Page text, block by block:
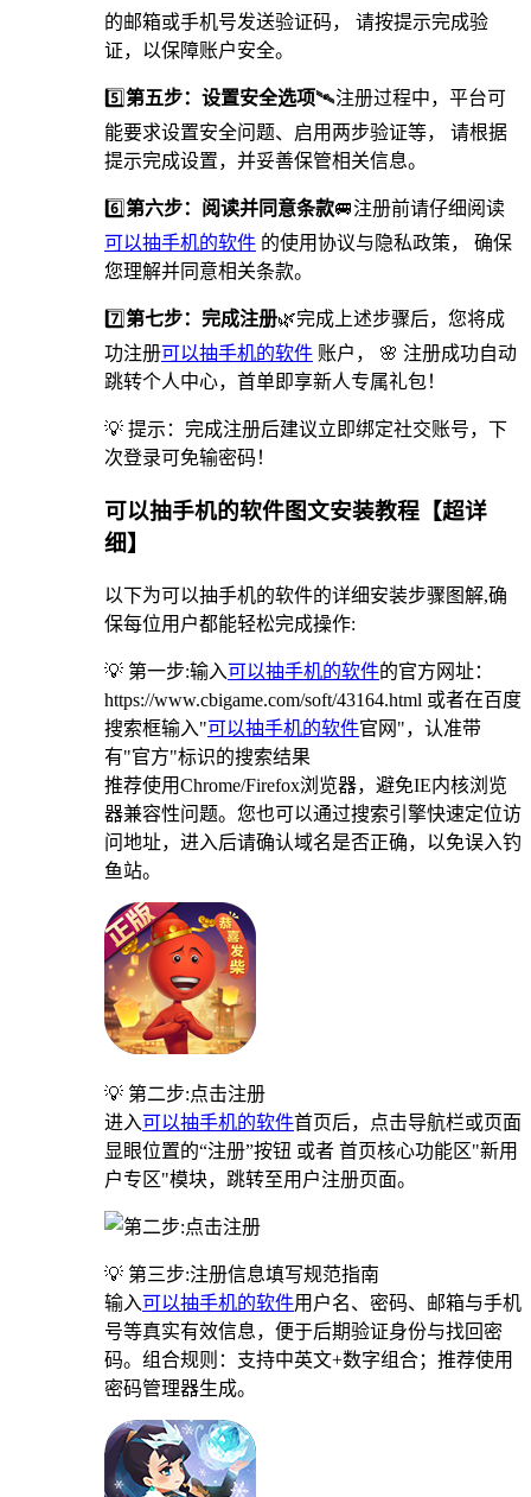
的邮箱或手机号发送验证码， 请按提示完成验
证，以保障账户安全。
5️⃣第五步：设置安全选项🛰️注册过程中，平台可
能要求设置安全问题、启用两步验证等， 请根据
提示完成设置，并妥善保管相关信息。
6️⃣第六步：阅读并同意条款🚐注册前请仔细阅读
可以抽手机的软件 的使用协议与隐私政策， 确保
您理解并同意相关条款。
7️⃣第七步：完成注册🌿完成上述步骤后，您将成
功注册可以抽手机的软件 账户， 🌸 注册成功自动
跳转个人中心，首单即享新人专属礼包！
💡 提示：完成注册后建议立即绑定社交账号，下
次登录可免输密码！
可以抽手机的软件图文安装教程【超详
细】
以下为可以抽手机的软件的详细安装步骤图解,确
保每位用户都能轻松完成操作:
💡 第一步:输入可以抽手机的软件的官方网址：
https://www.cbigame.com/soft/43164.html 或者在百度
搜索框输入"可以抽手机的软件官网"，认准带
有"官方"标识的搜索结果
推荐使用Chrome/Firefox浏览器，避免IE内核浏览
器兼容性问题。您也可以通过搜索引擎快速定位访
问地址，进入后请确认域名是否正确，以免误入钓
鱼站。
💡 第二步:点击注册
进入可以抽手机的软件首页后，点击导航栏或页面
显眼位置的“注册”按钮 或者 首页核心功能区"新用
户专区"模块，跳转至用户注册页面。
💡 第三步:注册信息填写规范指南
输入可以抽手机的软件用户名、密码、邮箱与手机
号等真实有效信息，便于后期验证身份与找回密
码。组合规则：支持中英文+数字组合；推荐使用
密码管理器生成。